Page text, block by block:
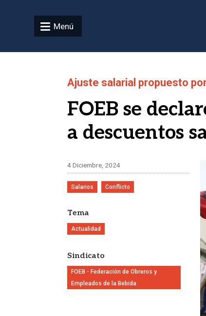
Menú
Ajuste salarial propuesto
FOEB se
a descuentos
4 Diciembre, 2024
Salarios Conflicto
Tema
Actualidad
Sindicato
FOEB - Federación de Obreros y
Empleados de la Bebida